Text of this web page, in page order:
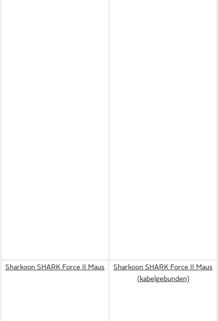
Sharkoon SHARK Force II Maus
Sharkoon SHARK Force II Maus
(kabelgebunden)